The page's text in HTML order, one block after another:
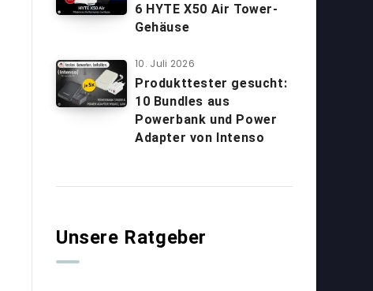
6 HYTE X50 Air Tower-
Gehäuse
10. Juli 2026
Produkttester gesucht:
10 Bundles aus
Powerbank und Power
Adapter von Intenso
Unsere Ratgeber